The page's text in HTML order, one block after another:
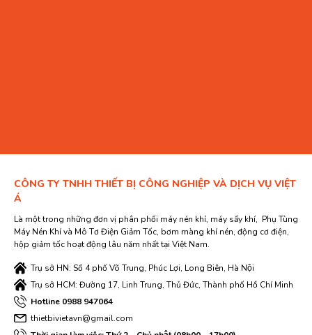
CÔNG TY TNHH THIẾT BỊ CÔNG NGHIỆP VÀ DỊCH VỤ VIỆT
Á
Là một trong những đơn vị phân phối máy nén khí, máy sấy khí, Phụ Tùng
Máy Nén Khí và Mô Tơ Điện Giảm Tốc, bơm màng khí nén, động cơ điện,
hộp giảm tốc hoạt động lâu năm nhất tại Việt Nam.
Trụ sở HN: Số 4 phố Võ Trung, Phúc Lợi, Long Biên, Hà Nội
Trụ sở HCM: Đường 17, Linh Trung, Thủ Đức, Thành phố Hồ Chí Minh
Hotline 0988 947064
thietbivietavn@gmail.com